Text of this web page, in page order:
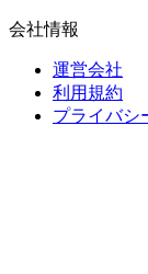
会社情報
運営会社
利用規約
プライバシ